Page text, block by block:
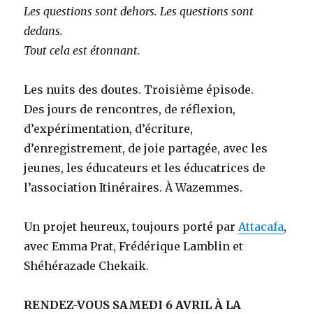
Les questions sont dehors. Les questions sont
dedans.
Tout cela est étonnant.
Les nuits des doutes. Troisième épisode.
Des jours de rencontres, de réflexion,
d’expérimentation, d’écriture,
d’enregistrement, de joie partagée, avec les
jeunes, les éducateurs et les éducatrices de
l’association Itinéraires. À Wazemmes.
Un projet heureux, toujours porté parAttacafa,
avec Emma Prat, Frédérique Lamblin et
Shéhérazade Chekaik.
RENDEZ-VOUS SAMEDI 6 AVRIL À LA